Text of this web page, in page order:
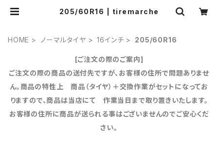
205/60R16 | tiremarche
HOME ノーマルタイヤ 16インチ 205/60R16
[ご注文の際のご案内]
ご注文の際の商品の送付先ですが、お客様の住所で問題ありませ
ん。商品の特性上 商品（タイヤ）＋交換作業がセットになってお
りますので、商品は当店にて 作業当日まで取り置きいたします。
お客様の住所に商品が送られる事はございませんのでご安心くだ
さい。